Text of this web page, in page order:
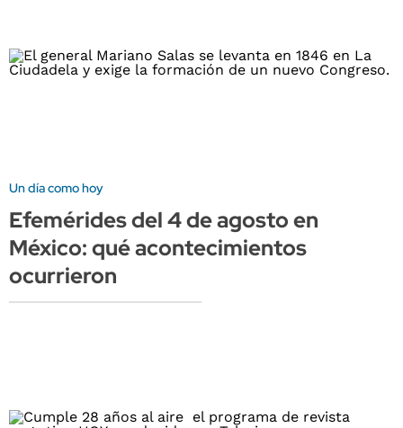
Un día como hoy
Efemérides del 4 de agosto en
México: qué acontecimientos
ocurrieron